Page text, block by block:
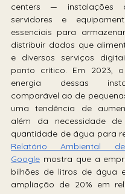
centers — instalações
servidores e
essenciais para
distribuir dados que
e diversos serviços
ponto crítico. Em 2023,
energia dessas
comparável ao de
uma tendência de
além da necessidade
Relatório Ambiental
Google mostra que a
bilhões de litros de água
ampliação de 20% em